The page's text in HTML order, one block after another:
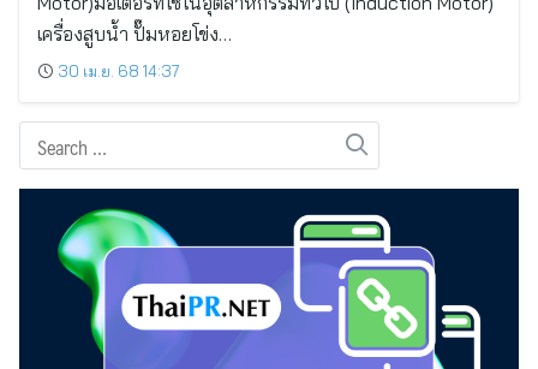
เครื่องสูบน้ำ ปั๊มหอยโข่ง…
30 เม.ย. 68 14:37